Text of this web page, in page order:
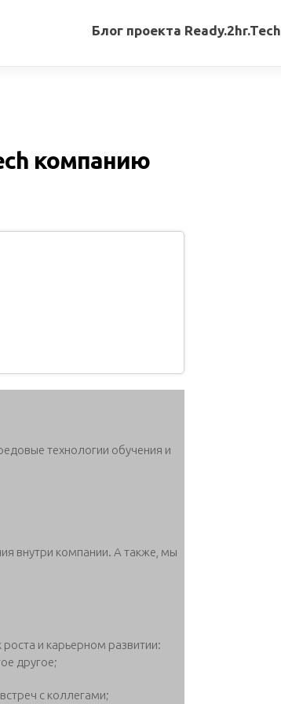
Блог проекта Ready.2hr.Tech
Авторские
компанию
технологии обучения и
внутри компании. А также, мы
и карьерном развитии:
другое;
с коллегами;